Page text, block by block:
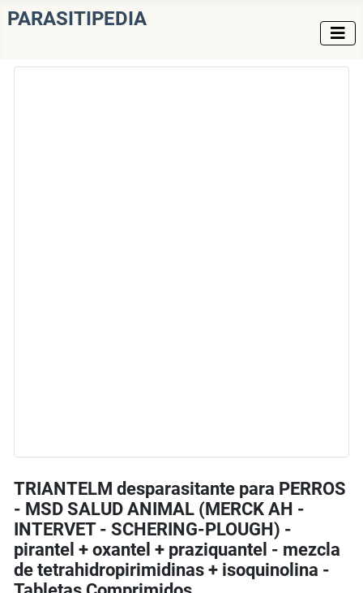
PARASITIPEDIA
TRIANTELM desparasitante para PERROS
- MSD SALUD ANIMAL (MERCK AH -
INTERVET - SCHERING-PLOUGH) -
pirantel + oxantel + praziquantel - mezcla
de tetrahidropirimidinas + isoquinolina -